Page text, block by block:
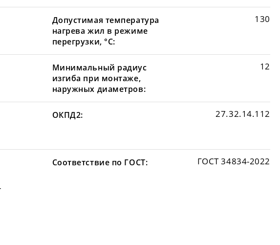
Допустимая температура
нагрева жил в режиме
перегрузки, °С:
130
Минимальный радиус
изгиба при монтаже,
наружных диаметров:
12
ОКПД2: 27.32.14.112
Соответствие по ГОСТ: ГОСТ 34834-2022